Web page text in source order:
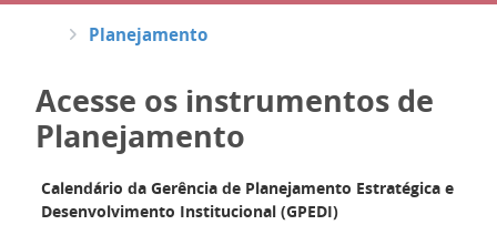
Planejamento
Acesse os instrumentos de
Planejamento
Calendário da Gerência de Planejamento Estratégica e
Desenvolvimento Institucional (GPEDI)